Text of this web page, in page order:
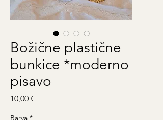
Božične plastične
bunkice *moderno
pisavo
10,00 €
Barva *